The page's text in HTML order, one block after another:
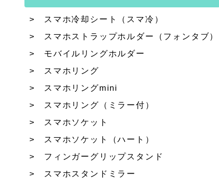
スマホ冷却シート（スマ冷）
スマホストラップホルダー（フォンタブ）
モバイルリングホルダー
スマホリング
スマホリングmini
スマホリング（ミラー付）
スマホソケット
スマホソケット（ハート）
フィンガーグリップスタンド
スマホスタンドミラー